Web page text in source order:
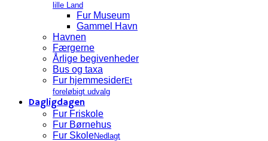
lille Land
Fur Museum
Gammel Havn
Havnen
Færgerne
Årlige begivenheder
Bus og taxa
Fur hjemmesiderEt
foreløbigt udvalg
Dagligdagen
Fur Friskole
Fur Børnehus
Fur SkoleNedlagt